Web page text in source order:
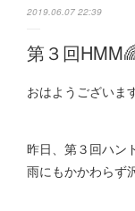
2019.06.07 22:39
第３回
おはようございま
昨日、第３回ハン
雨にもかかわらず